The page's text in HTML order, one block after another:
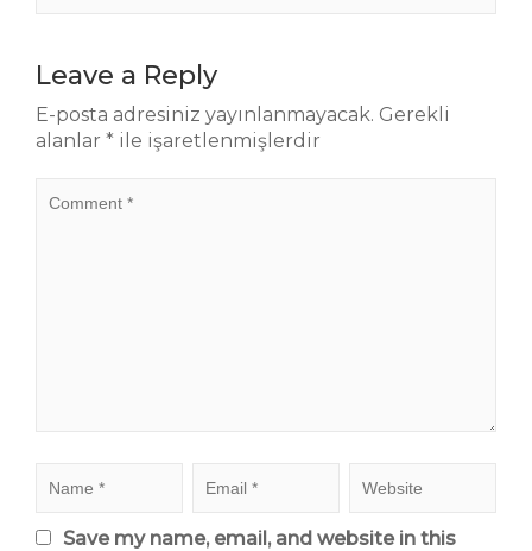
Leave a Reply
E-posta adresiniz yayınlanmayacak. Gerekli
alanlar * ile işaretlenmişlerdir
Save my name, email, and website in this